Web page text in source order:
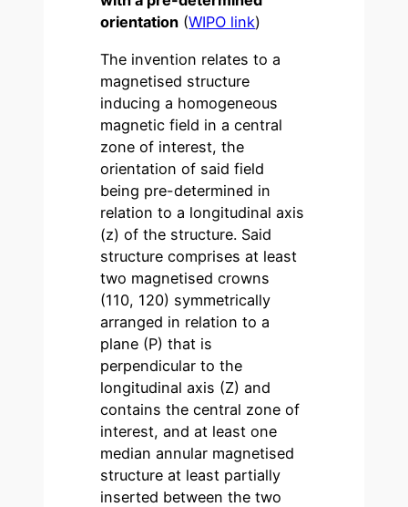
orientation (WIPO link)
The invention relates to a
magnetised structure
inducing a homogeneous
magnetic field in a central
zone of interest, the
orientation of said field
being pre-determined in
relation to a longitudinal axis
(z) of the structure. Said
structure comprises at least
two magnetised crowns
(110, 120) symmetrically
arranged in relation to a
plane (P) that is
perpendicular to the
longitudinal axis (Z) and
contains the central zone of
interest, and at least one
median annular magnetised
structure at least partially
inserted between the two